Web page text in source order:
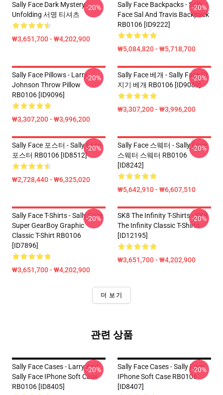
Sally Face Dark Mystery
Unfolding 서명 티셔츠
₩3,651,700 - ₩4,202,900
-20%
Sally Face Backpacks - Sally
Face Sal And Travis Backpack
RB0106 [ID9222]
₩5,084,820 - ₩5,718,700
-20%
Sally Face Pillows - Larry
Johnson Throw Pillow
RB0106 [ID9096]
₩3,307,200 - ₩3,996,200
-20%
Sally Face 베개 - Sally Face 던
지기 베개 RB0106 [ID9089]
₩3,307,200 - ₩3,996,200
-20%
Sally Face 포스터 - Sally Face
포스터 RB0106 [ID8512]
₩2,728,440 - ₩6,325,020
-20%
Sally Face 스웨터 - Sally Face
스웨터 스웨터 RB0106
[ID8242]
₩5,642,910 - ₩6,607,510
-20%
Sally Face T-Shirts - Sally Face
Super GearBoy Graphic
Classic T-Shirt RB0106
[ID7896]
₩3,651,700 - ₩4,202,900
-20%
SK8 The Infinity T-Shirts - SK8
The Infinity Classic T-Shirts
[ID12195]
₩3,651,700 - ₩4,202,900
-20%
더 보기
관련 상품
Sally Face Cases - Larry And
Sally Face IPhone Soft Case
RB0106 [ID8405]
-20%
Sally Face Cases - Sally Face
IPhone Soft Case RB0106
[ID8407]
-20%